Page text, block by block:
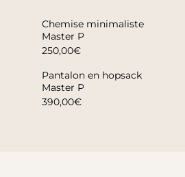
Chemise minimaliste
Master P
250,00€
Pantalon en hopsack
Master P
390,00€